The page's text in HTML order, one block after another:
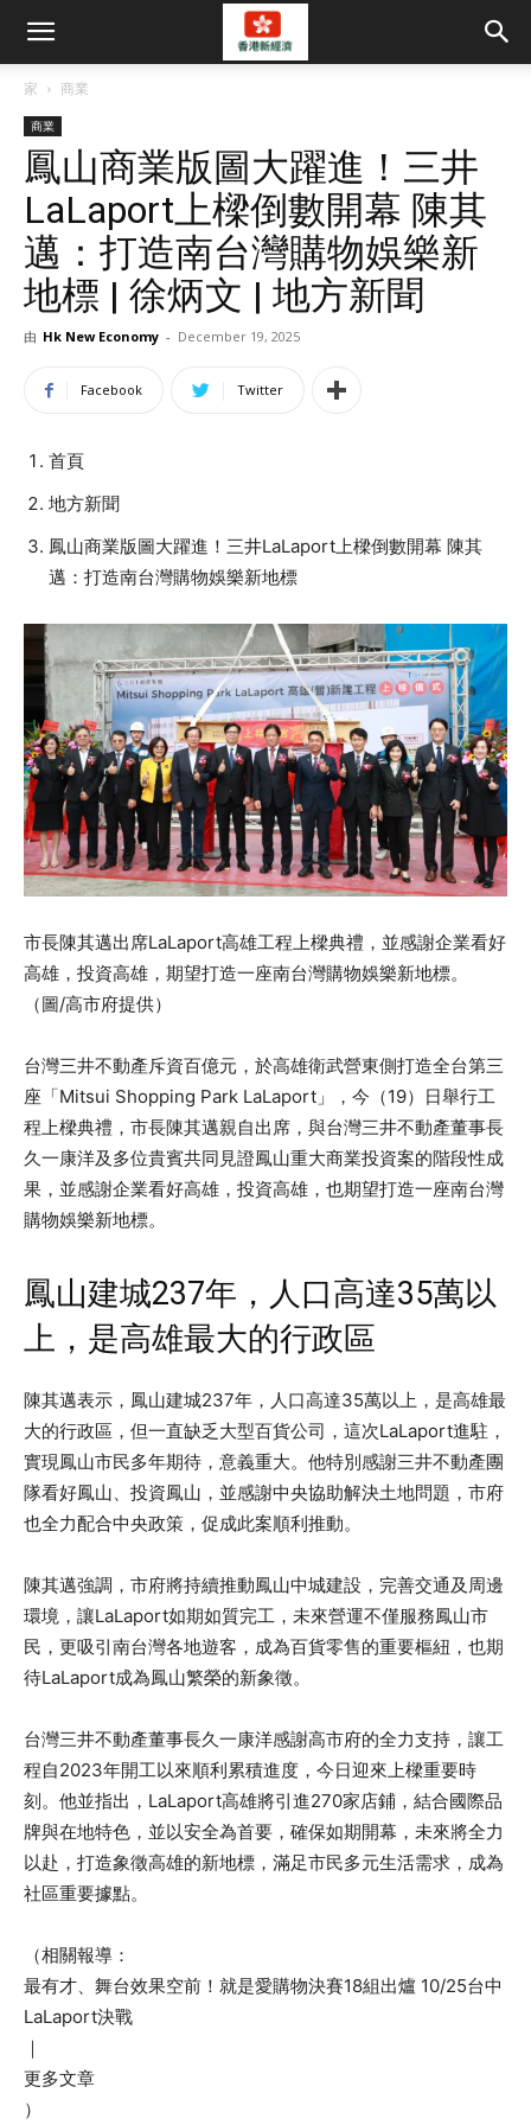
家 商業
商業
鳳山商業版圖大躍進！三井
LaLaport上樑倒數開幕 陳其
邁：打造南台灣購物娛樂新
地標 | 徐炳文 | 地方新聞
由 Hk New Economy - December 19, 2025
Facebook Twitter
首頁
地方新聞
鳳山商業版圖大躍進！三井LaLaport上樑倒數開幕 陳其
邁：打造南台灣購物娛樂新地標
市長陳其邁出席LaLaport高雄工程上樑典禮，並感謝企業看好
高雄，投資高雄，期望打造一座南台灣購物娛樂新地標。
（圖/高市府提供）
台灣三井不動產斥資百億元，於高雄衛武營東側打造全台第三
座「Mitsui Shopping Park LaLaport」，今（19）日舉行工
程上樑典禮，市長陳其邁親自出席，與台灣三井不動產董事長
久一康洋及多位貴賓共同見證鳳山重大商業投資案的階段性成
果，並感謝企業看好高雄，投資高雄，也期望打造一座南台灣
購物娛樂新地標。
鳳山建城237年，人口高達35萬以
上，是高雄最大的行政區
陳其邁表示，鳳山建城237年，人口高達35萬以上，是高雄最
大的行政區，但一直缺乏大型百貨公司，這次LaLaport進駐，
實現鳳山市民多年期待，意義重大。他特別感謝三井不動產團
隊看好鳳山、投資鳳山，並感謝中央協助解決土地問題，市府
也全力配合中央政策，促成此案順利推動。
陳其邁強調，市府將持續推動鳳山中城建設，完善交通及周邊
環境，讓LaLaport如期如質完工，未來營運不僅服務鳳山市
民，更吸引南台灣各地遊客，成為百貨零售的重要樞紐，也期
待LaLaport成為鳳山繁榮的新象徵。
台灣三井不動產董事長久一康洋感謝高市府的全力支持，讓工
程自2023年開工以來順利累積進度，今日迎來上樑重要時
刻。他並指出，LaLaport高雄將引進270家店鋪，結合國際品
牌與在地特色，並以安全為首要，確保如期開幕，未來將全力
以赴，打造象徵高雄的新地標，滿足市民多元生活需求，成為
社區重要據點。
（相關報導：
最有才、舞台效果空前！就是愛購物決賽18組出爐 10/25台中
LaLaport決戰
｜
更多文章
）